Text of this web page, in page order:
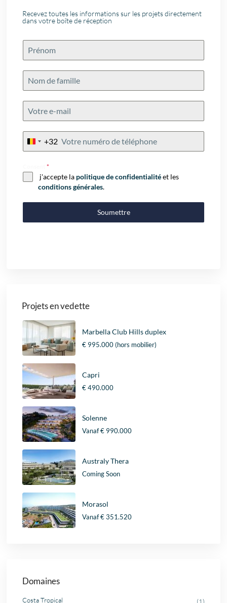
Recevez toutes les informations sur les projets directement
dans votre boîte de réception
Belgium
+32
+32
Consent*
j'accepte la politique de confidentialitéet les
conditions générales.
Soumettre
Projets en vedette
Marbella Club Hills duplex
€ 995.000(hors mobilier)
Capri
€ 490.000
Solenne
Vanaf€ 990.000
Australy Thera
Coming Soon
Morasol
Vanaf€ 351.520
Domaines
Costa Tropical